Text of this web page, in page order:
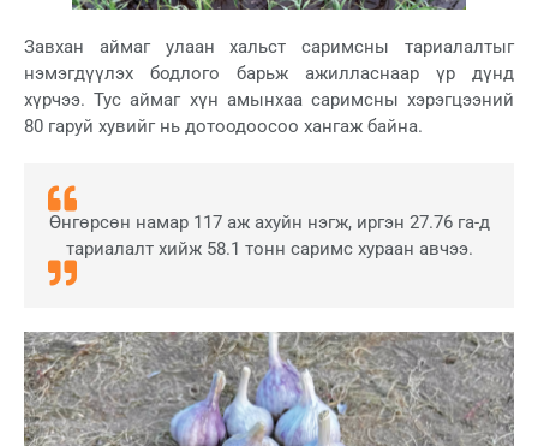
Завхан аймаг улаан хальст саримсны тариалалтыг
нэмэгдүүлэх бодлого барьж ажилласнаар үр дүнд
хүрчээ. Тус аймаг хүн амынхаа саримсны хэрэгцээний
80 гаруй хувийг нь дотоодоосоо хангаж байна.
Өнгөрсөн намар 117 аж ахуйн нэгж, иргэн 27.76 га-д
тариалалт хийж 58.1 тонн саримс хураан авчээ.